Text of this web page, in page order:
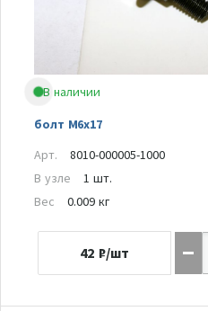
В наличии
болт М6х17
Арт.
8010-000005-1000
В узле
1 шт.
Вес
0.009 кг
42 ₽/шт